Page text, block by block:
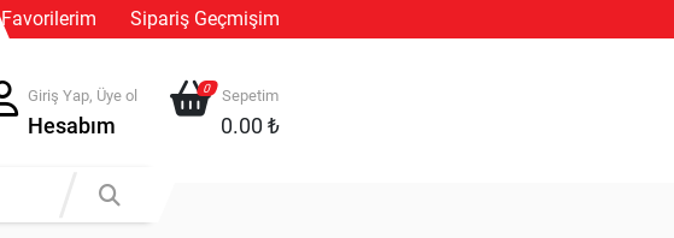
Favorilerim Sipariş Geçmişim
Giriş Yap, Üye ol
Hesabım
0 Sepetim
0.00 ₺